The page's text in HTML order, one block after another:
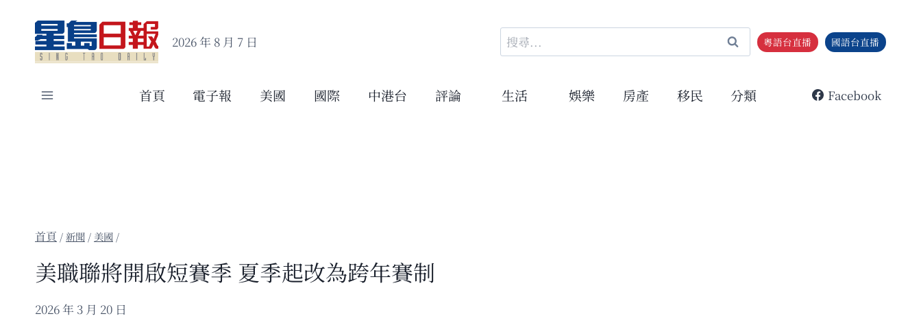
content
2026 年 8 月 7 日
搜
尋
鍵
粵語台直播 國語台直播
首頁 電子報 美國 國際 中港台 評論 生活 娛樂 房產 移民 分類 Facebook
/新聞 / 美國 /
美職聯將開啟短賽季 夏季起改為跨年賽制
2026 年 3 月 20 日